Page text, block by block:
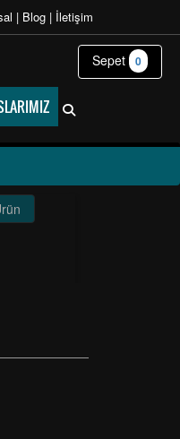
| Blog | İletişim
Sepet 0